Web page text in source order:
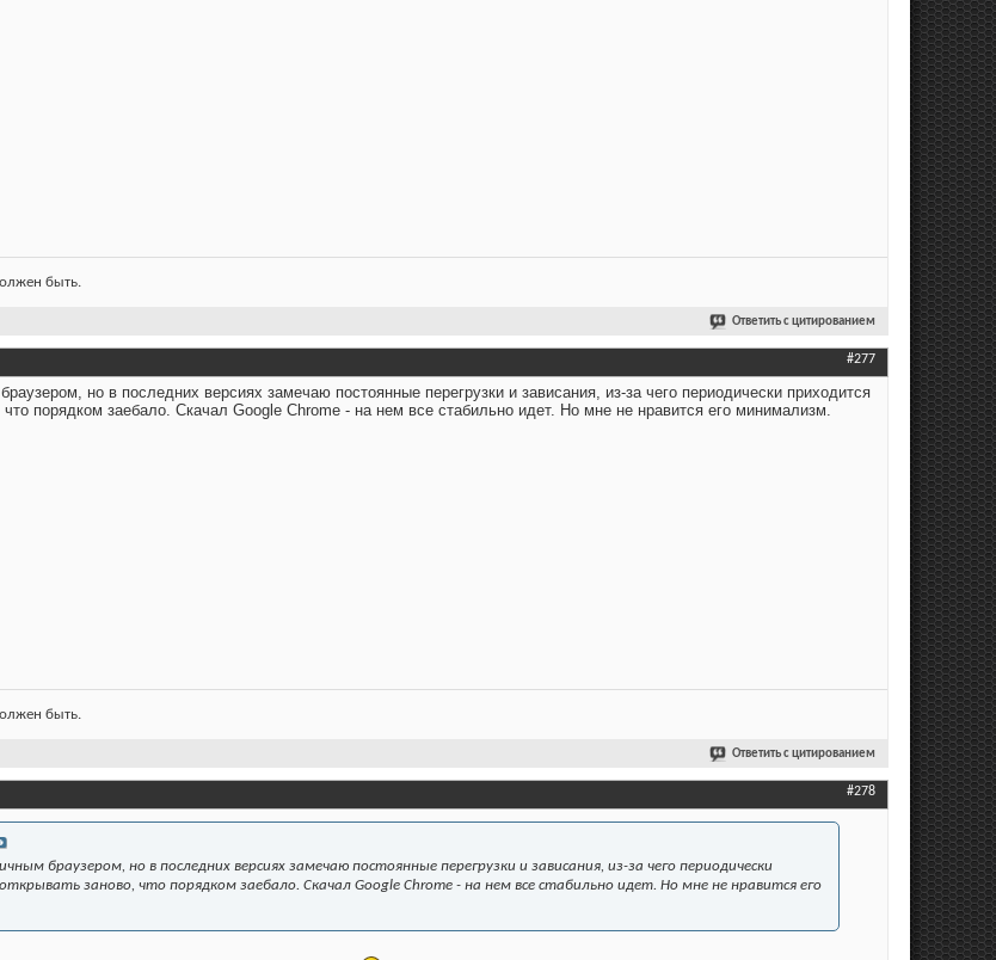
быть.
Ответить с цитированием
#277
но в последних версиях замечаю постоянные перегрузки и зависания, из-за чего периодически приходится
что порядком заебало. Скачал Google Chrome - на нем все стабильно идет. Но мне не нравится его минимализм.
быть.
Ответить с цитированием
#278
браузером, но в последних версиях замечаю постоянные перегрузки и зависания, из-за чего периодически
заново, что порядком заебало. Скачал Google Chrome - на нем все стабильно идет. Но мне не нравится его